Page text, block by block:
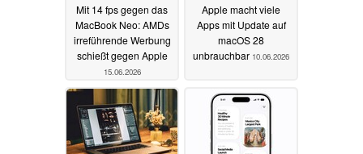
Mit 14 fps gegen das
MacBook Neo: AMDs
irreführende Werbung
schießt gegen Apple
15.06.2026
Apple macht viele
Apps mit Update auf
macOS 28
unbrauchbar 10.06.2026